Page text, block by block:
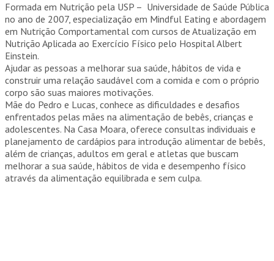
Formada em Nutrição pela USP – Universidade de Saúde Pública
no ano de 2007, especialização em Mindful Eating e abordagem
em Nutrição Comportamental com cursos de Atualização em
Nutrição Aplicada ao Exercício Físico pelo Hospital Albert
Einstein.
Ajudar as pessoas a melhorar sua saúde, hábitos de vida e
construir uma relação saudável com a comida e com o próprio
corpo são suas maiores motivações.
Mãe do Pedro e Lucas, conhece as dificuldades e desafios
enfrentados pelas mães na alimentação de bebês, crianças e
adolescentes. Na Casa Moara, oferece consultas individuais e
planejamento de cardápios para introdução alimentar de bebês,
além de crianças, adultos em geral e atletas que buscam
melhorar a sua saúde, hábitos de vida e desempenho físico
através da alimentação equilibrada e sem culpa.